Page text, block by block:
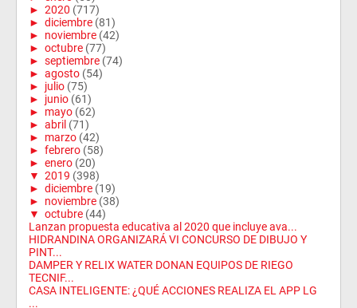
► 2020 (717)
► diciembre (81)
► noviembre (42)
► octubre (77)
► septiembre (74)
► agosto (54)
► julio (75)
► junio (61)
► mayo (62)
► abril (71)
► marzo (42)
► febrero (58)
► enero (20)
▼ 2019 (398)
► diciembre (19)
► noviembre (38)
▼ octubre (44)
Lanzan propuesta educativa al 2020 que incluye ava...
HIDRANDINA ORGANIZARÁ VI CONCURSO DE DIBUJO Y
PINT...
DAMPER Y RELIX WATER DONAN EQUIPOS DE RIEGO
TECNIF...
CASA INTELIGENTE: ¿QUÉ ACCIONES REALIZA EL APP LG
...